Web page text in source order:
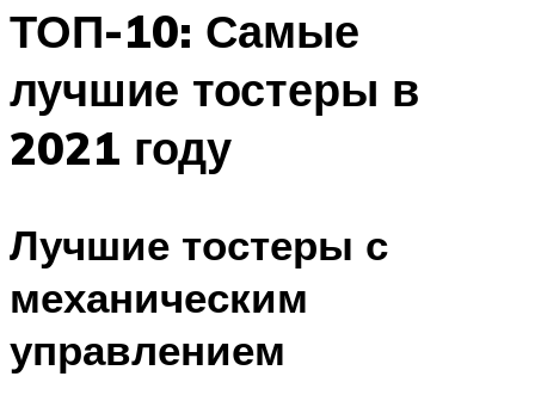
ТОП-10: Самые
лучшие тостеры в
2021 году
Лучшие тостеры с
механическим
управлением